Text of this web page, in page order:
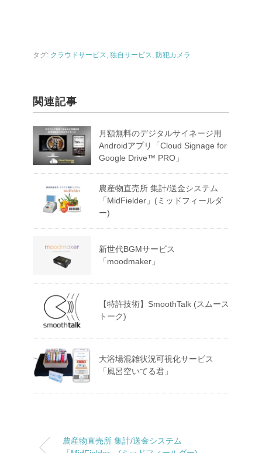
タグ: クラウドサービス 独自サービス 防犯カメラ
関連記事
月額無料のデジタルサイネージ用
Androidアプリ「Cloud Signage for
Google Drive™ PRO」
農産物直売所 集計/送金システム
「MidFielder」(ミッドフィールダ
ー)
新世代BGMサービス
「moodmaker」
【特許技術】SmoothTalk (スムース
トーク)
大浴場混雑状況可視化サービス
「風呂空いてる君」
農産物直売所 集計/送金システム